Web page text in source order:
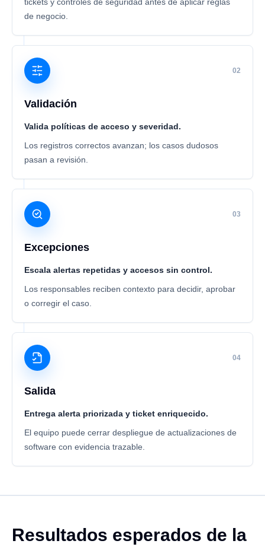
de negocio.
02
Validación
Valida políticas de acceso y severidad.
Los registros correctos avanzan; los casos dudosos
pasan a revisión.
03
Excepciones
Escala alertas repetidas y accesos sin control.
Los responsables reciben contexto para decidir, aprobar
o corregir el caso.
04
Salida
Entrega alerta priorizada y ticket enriquecido.
El equipo puede cerrar despliegue de actualizaciones de
software con evidencia trazable.
Resultados esperados de la